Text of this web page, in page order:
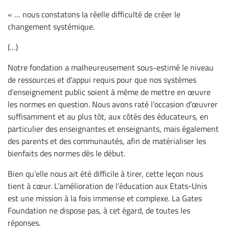
« … nous constatons la réelle difficulté de créer le
changement systémique.
(…)
Notre fondation a malheureusement sous-estimé le niveau
de ressources et d’appui requis pour que nos systèmes
d’enseignement public soient à même de mettre en œuvre
les normes en question. Nous avons raté l’occasion d’œuvrer
suffisamment et au plus tôt, aux côtés des éducateurs, en
particulier des enseignantes et enseignants, mais également
des parents et des communautés, afin de matérialiser les
bienfaits des normes dès le début.
Bien qu’elle nous ait été difficile à tirer, cette leçon nous
tient à cœur. L’amélioration de l’éducation aux Etats-Unis
est une mission à la fois immense et complexe. La Gates
Foundation ne dispose pas, à cet égard, de toutes les
réponses.